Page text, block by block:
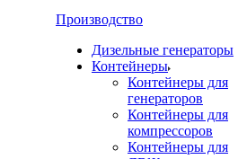
Производство
Дизельные генераторы
Контейнеры
Контейнеры для
генераторов
Контейнеры для
компрессоров
Контейнеры для